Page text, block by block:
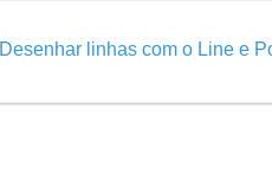
Desenhar linhas com o Line e